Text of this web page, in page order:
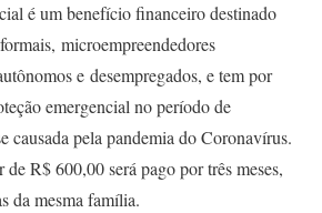
é um benefício financeiro destinado
microempreendedores
e desempregados, e tem por
emergencial no período de
causada pela pandemia do Coronavírus.
R$ 600,00 será pago por três meses,
da mesma família.